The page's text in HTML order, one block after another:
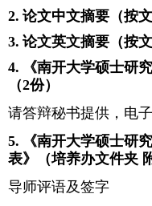
2. 论文中文摘要（按
3. 论文英文摘要（按
4.
《南开大学硕士研
（2份）
请答辩秘书提供，电
5.
《南开大学硕士研
表》（培养办文件夹
导师评语及签字